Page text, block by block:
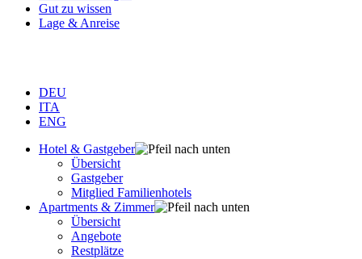
Gut zu wissen
Lage & Anreise
DEU
ITA
ENG
Hotel & Gastgeber
Übersicht
Gastgeber
Mitglied Familienhotels
Apartments & Zimmer
Übersicht
Angebote
Restplätze